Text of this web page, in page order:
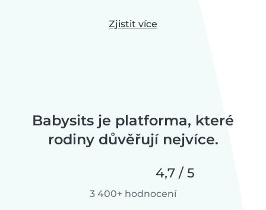
Zjistit více
Babysits je platforma, které
rodiny důvěřují nejvíce.
4,7 / 5
3 400+ hodnocení